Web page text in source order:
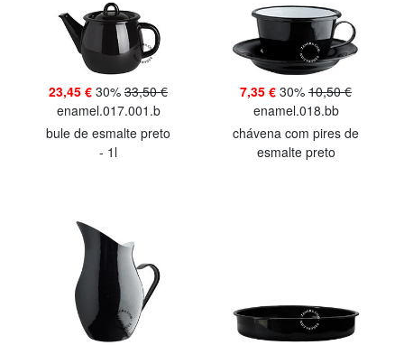
23,45 € 30% 33,50 €
enamel.017.001.b
bule de esmalte preto
- 1l
7,35 € 30% 10,50 €
enamel.018.bb
chávena com pires de
esmalte preto